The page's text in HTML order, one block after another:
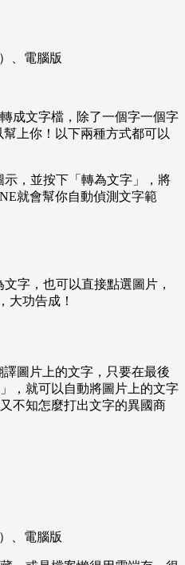
、電腦版
成文字檔，除了一個字一個字
上你！以下兩種方式都可以
，並按下「轉為文字」，將
就會幫你自動偵測文字範
字，也可以直接點選圖片，
大功告成！
圖片上的文字，只要在最後
，就可以自動將圖片上的文字
不知怎麼打出文字的異國商
、電腦版